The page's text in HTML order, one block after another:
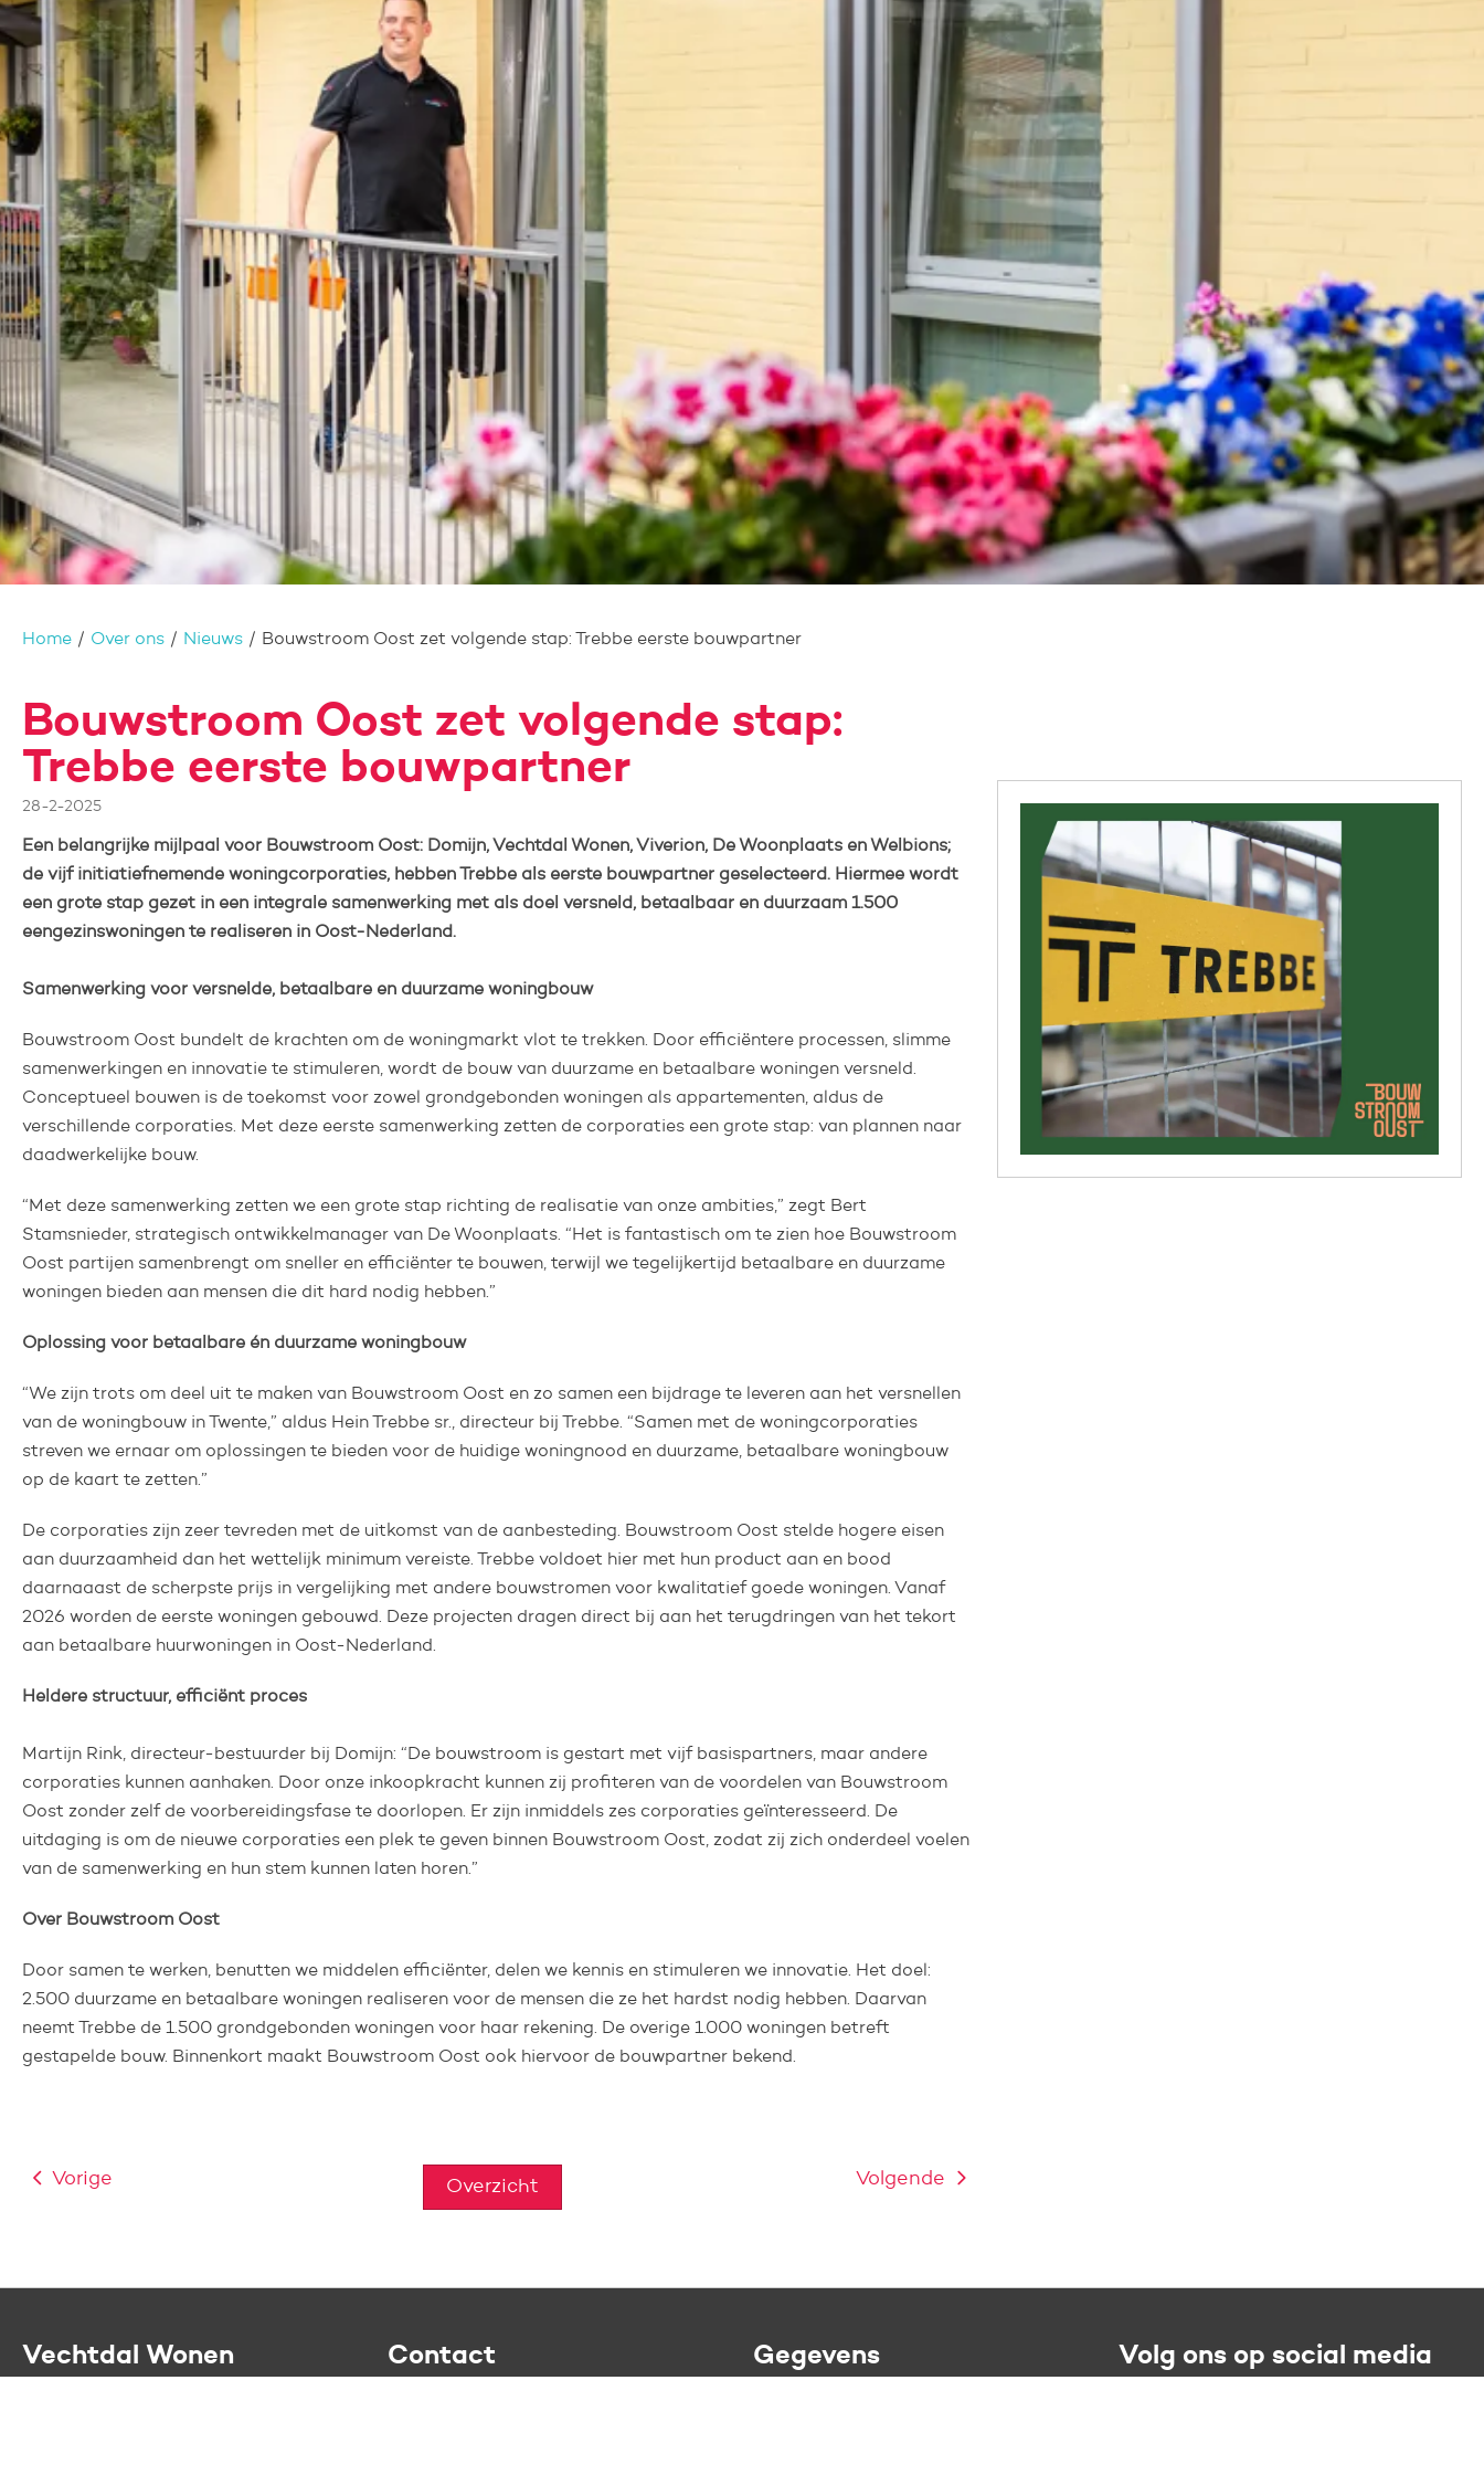
Home Over ons Nieuws Bouwstroom Oost zet volgende stap: Trebbe eerste bouwpartner
Bouwstroom Oost zet volgende stap:
Trebbe eerste bouwpartner
28-2-2025
Een belangrijke mijlpaal voor Bouwstroom Oost: Domijn, Vechtdal Wonen, Viverion, De Woonplaats en Welbions;
de vijf initiatiefnemende woningcorporaties, hebben Trebbe als eerste bouwpartner geselecteerd. Hiermee wordt
een grote stap gezet in een integrale samenwerking met als doel versneld, betaalbaar en duurzaam 1.500
eengezinswoningen te realiseren in Oost-Nederland.
Samenwerking voor versnelde, betaalbare en duurzame woningbouw
Bouwstroom Oost bundelt de krachten om de woningmarkt vlot te trekken. Door efficiëntere processen, slimme
samenwerkingen en innovatie te stimuleren, wordt de bouw van duurzame en betaalbare woningen versneld.
Conceptueel bouwen is de toekomst voor zowel grondgebonden woningen als appartementen, aldus de
verschillende corporaties. Met deze eerste samenwerking zetten de corporaties een grote stap: van plannen naar
daadwerkelijke bouw.
“Met deze samenwerking zetten we een grote stap richting de realisatie van onze ambities,” zegt Bert
Stamsnieder, strategisch ontwikkelmanager van De Woonplaats. “Het is fantastisch om te zien hoe Bouwstroom
Oost partijen samenbrengt om sneller en efficiënter te bouwen, terwijl we tegelijkertijd betaalbare en duurzame
woningen bieden aan mensen die dit hard nodig hebben.”
Oplossing voor betaalbare én duurzame woningbouw
“We zijn trots om deel uit te maken van Bouwstroom Oost en zo samen een bijdrage te leveren aan het versnellen
van de woningbouw in Twente,” aldus Hein Trebbe sr., directeur bij Trebbe. “Samen met de woningcorporaties
streven we ernaar om oplossingen te bieden voor de huidige woningnood en duurzame, betaalbare woningbouw
op de kaart te zetten.”
De corporaties zijn zeer tevreden met de uitkomst van de aanbesteding. Bouwstroom Oost stelde hogere eisen
aan duurzaamheid dan het wettelijk minimum vereiste. Trebbe voldoet hier met hun product aan en bood
daarnaaast de scherpste prijs in vergelijking met andere bouwstromen voor kwalitatief goede woningen. Vanaf
2026 worden de eerste woningen gebouwd. Deze projecten dragen direct bij aan het terugdringen van het tekort
aan betaalbare huurwoningen in Oost-Nederland.
Heldere structuur, efficiënt proces
Martijn Rink, directeur-bestuurder bij Domijn: “De bouwstroom is gestart met vijf basispartners, maar andere
corporaties kunnen aanhaken. Door onze inkoopkracht kunnen zij profiteren van de voordelen van Bouwstroom
Oost zonder zelf de voorbereidingsfase te doorlopen. Er zijn inmiddels zes corporaties geïnteresseerd. De
uitdaging is om de nieuwe corporaties een plek te geven binnen Bouwstroom Oost, zodat zij zich onderdeel voelen
van de samenwerking en hun stem kunnen laten horen.”
Over Bouwstroom Oost
Door samen te werken, benutten we middelen efficiënter, delen we kennis en stimuleren we innovatie. Het doel:
2.500 duurzame en betaalbare woningen realiseren voor de mensen die ze het hardst nodig hebben. Daarvan
neemt Trebbe de 1.500 grondgebonden woningen voor haar rekening. De overige 1.000 woningen betreft
gestapelde bouw. Binnenkort maakt Bouwstroom Oost ook hiervoor de bouwpartner bekend.
Volgende
Overzicht
Vorige
Contactinformatie
Vechtdal Wonen Contact Gegevens Volg ons op social media